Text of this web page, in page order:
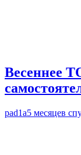
Весеннее
pad1a5 месяцев